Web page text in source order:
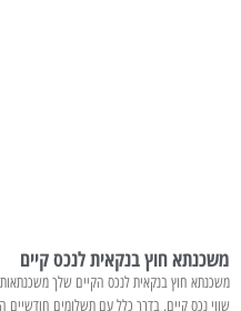
משכנתא חוץ בנקאית לנכס קיים
משכנתא חוץ בנקאית לנכס הקיים שלך
שווי נכס קיים, בדרך כלל עם תשלומים חודשיים